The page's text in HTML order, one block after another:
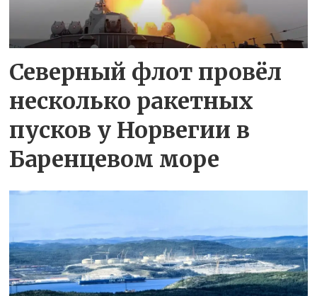
Северный флот провёл
несколько ракетных
пусков у Норвегии в
Баренцевом море